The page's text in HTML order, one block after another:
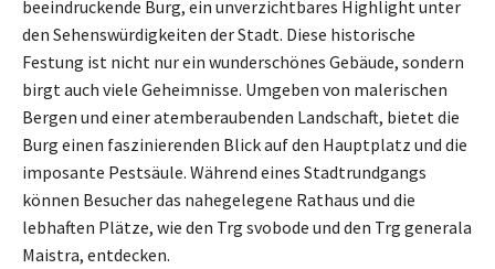
beeindruckende Burg, ein unverzichtbares Highlight unter
den Sehenswürdigkeiten der Stadt. Diese historische
Festung ist nicht nur ein wunderschönes Gebäude, sondern
birgt auch viele Geheimnisse. Umgeben von malerischen
Bergen und einer atemberaubenden Landschaft, bietet die
Burg einen faszinierenden Blick auf den Hauptplatz und die
imposante Pestsäule. Während eines Stadtrundgangs
können Besucher das nahegelegene Rathaus und die
lebhaften Plätze, wie den Trg svobode und den Trg generala
Maistra, entdecken.